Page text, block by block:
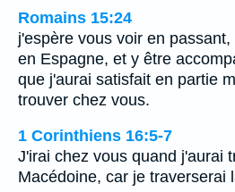
Romains 15:24
j'espère vous voir en
en Espagne, et y être
que j'aurai satisfait en partie
trouver chez vous.
1 Corinthiens 16:5-7
J'irai chez vous quand j'aurai
Macédoine, car je